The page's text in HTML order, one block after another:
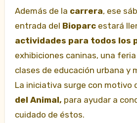
Además de la carrera, ese
entrada del Bioparcestará
actividades para todos los
exhibiciones caninas, una
clases de educación urbana y
La iniciativa surge con motivo
del Animal, para ayudar a
cuidado de éstos.